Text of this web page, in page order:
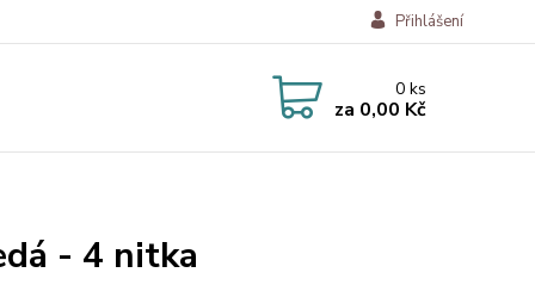
Přihlášení
0ks
za 0,00 Kč
- 4 nitka